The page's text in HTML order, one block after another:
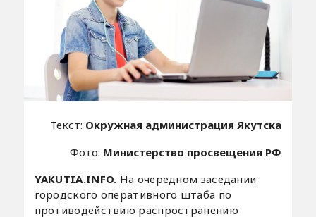
Текст: Окружная администрация Якутска
Фото: Министерство просвещения РФ
YAKUTIA.INFO. На очередном заседании
городского оперативного штаба по
противодействию распространению